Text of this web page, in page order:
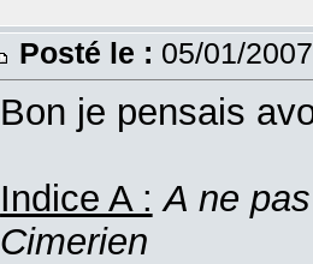
Posté le : 05/01/
Bon je pensais
Indice A : A ne
Cimerien